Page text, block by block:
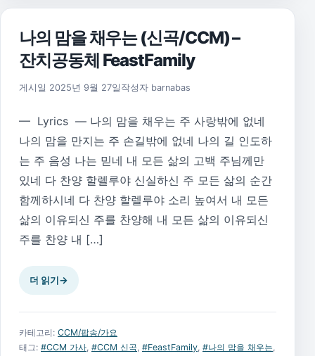
나의 맘을 채우는 (신곡/CCM) –
잔치공동체 FeastFamily
게시일 2025년 9월 27일 작성자 barnabas
— Lyrics — 나의 맘을 채우는 주 사랑밖에 없네
나의 맘을 만지는 주 손길밖에 없네 나의 길 인도하
는 주 음성 나는 믿네 내 모든 삶의 고백 주님께만
있네 다 찬양 할렐루야 신실하신 주 모든 삶의 순간
함께하시네 다 찬양 할렐루야 소리 높여서 내 모든
삶의 이유되신 주를 찬양해 내 모든 삶의 이유되신
주를 찬양 내 […]
더 읽기→
카테고리: CCM/팝송/가요
태그: #CCM 가사, #CCM 신곡, #FeastFamily, #나의 맘을 채우는,